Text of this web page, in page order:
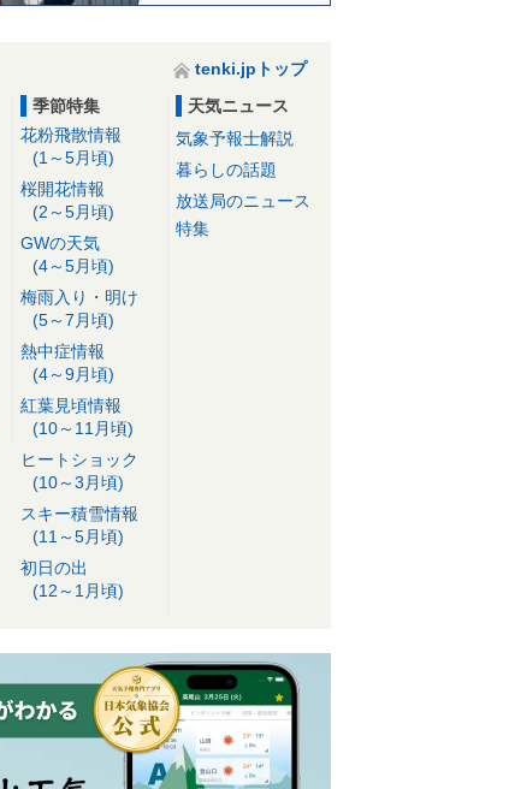
tenki.jpトップ
季節特集
花粉飛散情報
(1～5月頃)
桜開花情報
(2～5月頃)
GWの天気
(4～5月頃)
梅雨入り・明け
(5～7月頃)
熱中症情報
(4～9月頃)
紅葉見頃情報
(10～11月頃)
ヒートショック
(10～3月頃)
スキー積雪情報
(11～5月頃)
初日の出
(12～1月頃)
天気ニュース
気象予報士解説
暮らしの話題
放送局のニュース
特集